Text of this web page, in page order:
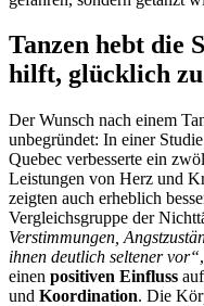
Tanzen hebt die
hilft, glücklich zu
Der Wunsch nach einem
unbegründet: In einer
Quebec verbesserte ein
Leistungen von Herz und
zeigten auch erheblich
Vergleichsgruppe der
Verstimmungen,
ihnen deutlich seltener vor“
einen positiven Einfluss auf
und Koordination. Die